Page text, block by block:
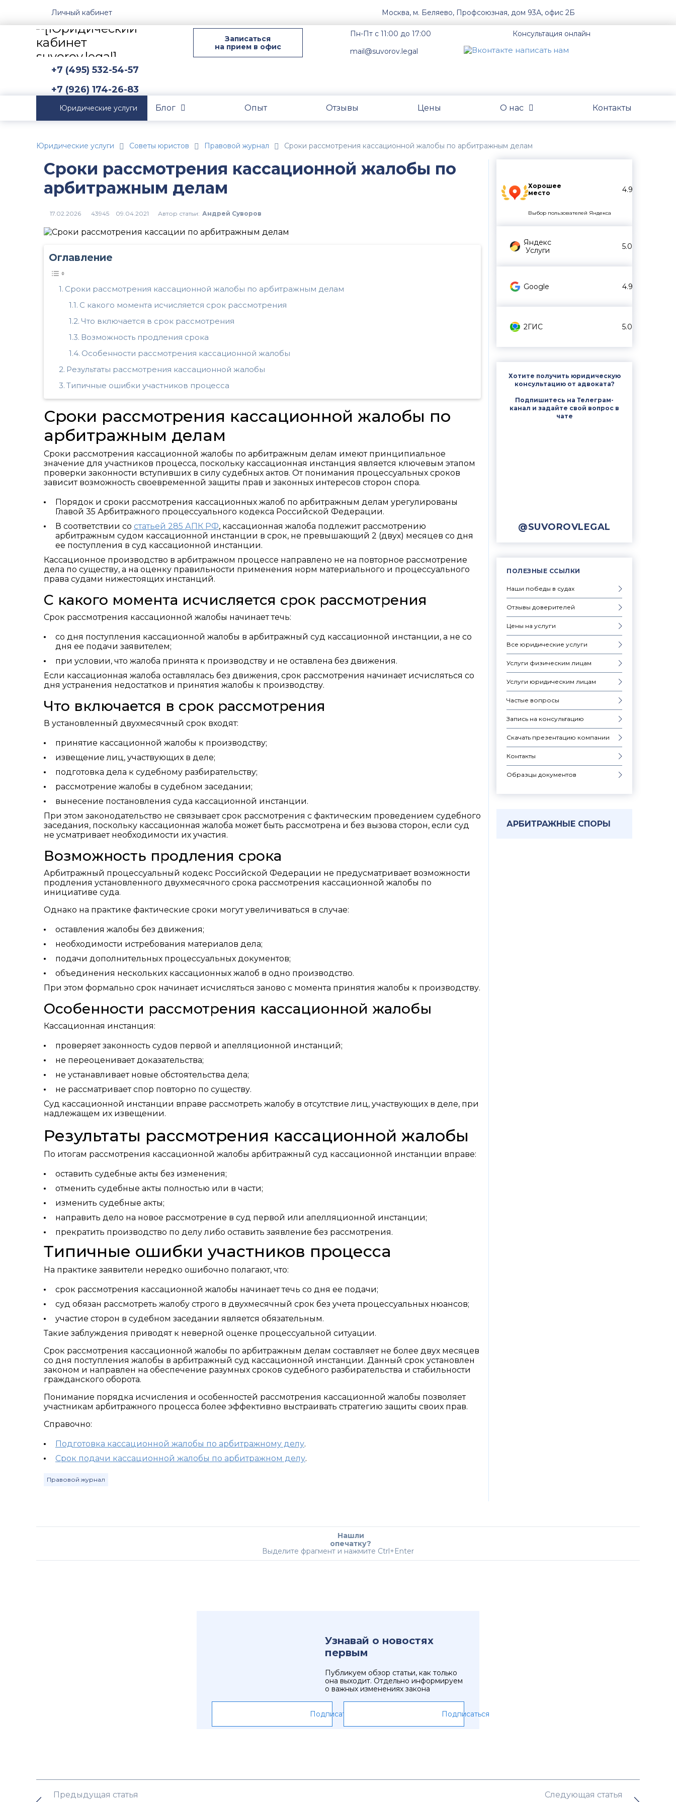
Личный кабинет Москва, м. Беляево, Профсоюзная, дом 93А, офис 2Б
Записаться
на прием в офис
Пн-Пт с 11:00 до 17:00
mail@suvorov.legal
Консультация онлайн
+7 (495) 532-54-57
+7 (926) 174-26-83
Юридические услуги Блог Опыт Отзывы Цены О нас Контакты
Юридические услуги Советы юристов Правовой журнал Сроки рассмотрения кассационной жалобы по арбитражным делам
Хорошее
место
4.9
Выбор пользователей Яндекса
Яндекс
Услуги
5.0
Google 4.9
2ГИС 5.0
Хотите получить юридическую
консультацию от адвоката?
Подпишитесь на Телеграм-
канал и задайте свой вопрос в
чате
@SUVOROVLEGAL
ПОЛЕЗНЫЕ ССЫЛКИ
Наши победы в судах
Отзывы доверителей
Цены на услуги
Все юридические услуги
Услуги физическим лицам
Услуги юридическим лицам
Частые вопросы
Запись на консультацию
Скачать презентацию компании
Контакты
Образцы документов
АРБИТРАЖНЫЕ СПОРЫ
Сроки рассмотрения кассационной жалобы по
арбитражным делам
43945 Автор статьи: Андрей Суворов
Оглавление
Сроки рассмотрения кассационной жалобы по арбитражным делам
С какого момента исчисляется срок рассмотрения
Что включается в срок рассмотрения
Возможность продления срока
Особенности рассмотрения кассационной жалобы
Результаты рассмотрения кассационной жалобы
Типичные ошибки участников процесса
Сроки рассмотрения кассационной жалобы по
арбитражным делам
Сроки рассмотрения кассационной жалобы по арбитражным делам имеют принципиальное
значение для участников процесса, поскольку кассационная инстанция является ключевым этапом
проверки законности вступивших в силу судебных актов. От понимания процессуальных сроков
зависит возможность своевременной защиты прав и законных интересов сторон спора.
Порядок и сроки рассмотрения кассационных жалоб по арбитражным делам урегулированы
Главой 35 Арбитражного процессуального кодекса Российской Федерации.
В соответствии со статьей 285 АПК РФ, кассационная жалоба подлежит рассмотрению
арбитражным судом кассационной инстанции в срок, не превышающий 2 (двух) месяцев со дня
ее поступления в суд кассационной инстанции.
Кассационное производство в арбитражном процессе направлено не на повторное рассмотрение
дела по существу, а на оценку правильности применения норм материального и процессуального
права судами нижестоящих инстанций.
С какого момента исчисляется срок рассмотрения
Срок рассмотрения кассационной жалобы начинает течь:
со дня поступления кассационной жалобы в арбитражный суд кассационной инстанции, а не со
дня ее подачи заявителем;
при условии, что жалоба принята к производству и не оставлена без движения.
Если кассационная жалоба оставлялась без движения, срок рассмотрения начинает исчисляться со
дня устранения недостатков и принятия жалобы к производству.
Что включается в срок рассмотрения
В установленный двухмесячный срок входят:
принятие кассационной жалобы к производству;
извещение лиц, участвующих в деле;
подготовка дела к судебному разбирательству;
рассмотрение жалобы в судебном заседании;
вынесение постановления суда кассационной инстанции.
При этом законодательство не связывает срок рассмотрения с фактическим проведением судебного
заседания, поскольку кассационная жалоба может быть рассмотрена и без вызова сторон, если суд
не усматривает необходимости их участия.
Возможность продления срока
Арбитражный процессуальный кодекс Российской Федерации не предусматривает возможности
продления установленного двухмесячного срока рассмотрения кассационной жалобы по
инициативе суда.
Однако на практике фактические сроки могут увеличиваться в случае:
оставления жалобы без движения;
необходимости истребования материалов дела;
подачи дополнительных процессуальных документов;
объединения нескольких кассационных жалоб в одно производство.
При этом формально срок начинает исчисляться заново с момента принятия жалобы к производству.
Особенности рассмотрения кассационной жалобы
Кассационная инстанция:
проверяет законность судов первой и апелляционной инстанций;
не переоценивает доказательства;
не устанавливает новые обстоятельства дела;
не рассматривает спор повторно по существу.
Суд кассационной инстанции вправе рассмотреть жалобу в отсутствие лиц, участвующих в деле, при
надлежащем их извещении.
Результаты рассмотрения кассационной жалобы
По итогам рассмотрения кассационной жалобы арбитражный суд кассационной инстанции вправе:
оставить судебные акты без изменения;
отменить судебные акты полностью или в части;
изменить судебные акты;
направить дело на новое рассмотрение в суд первой или апелляционной инстанции;
прекратить производство по делу либо оставить заявление без рассмотрения.
Типичные ошибки участников процесса
На практике заявители нередко ошибочно полагают, что:
срок рассмотрения кассационной жалобы начинает течь со дня ее подачи;
суд обязан рассмотреть жалобу строго в двухмесячный срок без учета процессуальных нюансов;
участие сторон в судебном заседании является обязательным.
Такие заблуждения приводят к неверной оценке процессуальной ситуации.
Срок рассмотрения кассационной жалобы по арбитражным делам составляет не более двух месяцев
со дня поступления жалобы в арбитражный суд кассационной инстанции. Данный срок установлен
законом и направлен на обеспечение разумных сроков судебного разбирательства и стабильности
гражданского оборота.
Понимание порядка исчисления и особенностей рассмотрения кассационной жалобы позволяет
участникам арбитражного процесса более эффективно выстраивать стратегию защиты своих прав.
Справочно:
Подготовка кассационной жалобы по арбитражному делу.
Срок подачи кассационной жалобы по арбитражном делу.
Правовой журнал
Нашли
опечатку?
Выделите фрагмент и нажмите Ctrl+Enter
Узнавай о новостях
первым
Публикуем обзор статьи, как только
она выходит. Отдельно информируем
о важных изменениях закона
Подписаться Подписаться
Предыдущая статья Следующая статья